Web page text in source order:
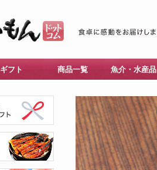
ギフト 商品一覧 魚介・水産品